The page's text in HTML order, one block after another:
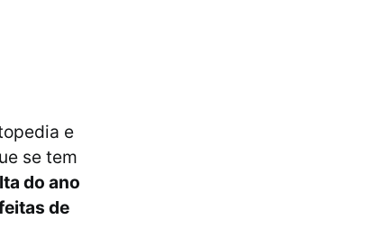
e
se tem
do ano
de